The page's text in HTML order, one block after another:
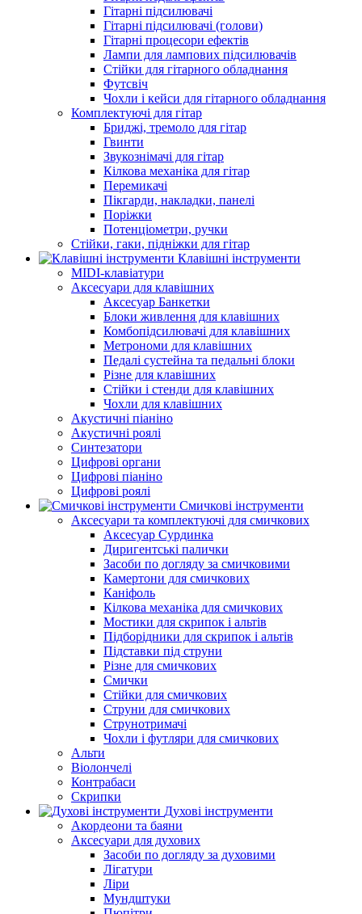
Гітарні підсилювачі
Гітарні підсилювачі (голови)
Гітарні процесори ефектів
Лампи для лампових підсилювачів
Стійки для гітарного обладнання
Футсвіч
Чохли і кейси для гітарного обладнання
Комплектуючі для гітар
Бриджі, тремоло для гітар
Гвинти
Звукознімачі для гітар
Кілкова механіка для гітар
Перемикачі
Пікгарди, накладки, панелі
Поріжки
Потенціометри, ручки
Стійки, гаки, підніжки для гітар
Клавішні інструменти
MIDI-клавіатури
Аксесуари для клавішних
Аксесуар Банкетки
Блоки живлення для клавішних
Комбопідсилювачі для клавішних
Метрономи для клавішних
Педалі сустейна та педальні блоки
Різне для клавішних
Стійки і стенди для клавішних
Чохли для клавішних
Акустичні піаніно
Акустичні роялі
Синтезатори
Цифрові органи
Цифрові піаніно
Цифрові роялі
Смичкові інструменти
Аксесуари та комплектуючі для смичкових
Аксесуар Сурдинка
Диригентські палички
Засоби по догляду за смичковими
Камертони для смичкових
Каніфоль
Кілкова механіка для смичкових
Мостики для скрипок і альтів
Підборiдники для скрипок і альтів
Підставки під струни
Різне для смичкових
Смички
Стійки для смичкових
Струни для смичкових
Струнотримачі
Чохли і футляри для смичкових
Альти
Віолончелі
Контрабаси
Скрипки
Духові інструменти
Акордеони та баяни
Аксесуари для духових
Засоби по догляду за духовими
Лігатури
Ліри
Мундштуки